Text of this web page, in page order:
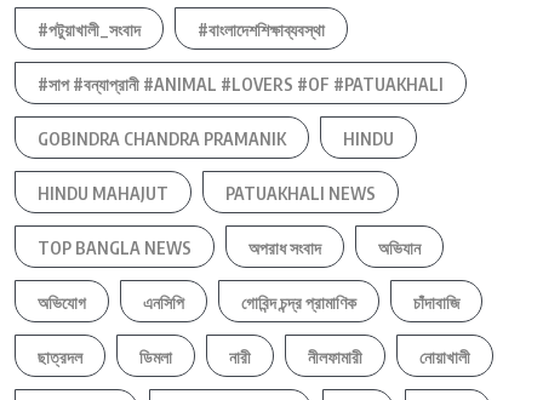
#পটুয়াখালী_সংবাদ #বাংলাদেশশিক্ষাব্যবস্থা
#সাপ #বন্যাপ্রানী #ANIMAL #LOVERS #OF #PATUAKHALI
GOBINDRA CHANDRA PRAMANIK HINDU
HINDU MAHAJUT PATUAKHALI NEWS
TOP BANGLA NEWS অপরাধ সংবাদ অভিযান
অভিযোগ এনসিপি গোবিন্দ চন্দ্র প্রামাণিক চাঁদাবাজি
ছাত্রদল ডিমলা নারী নীলফামারী নোয়াখালী